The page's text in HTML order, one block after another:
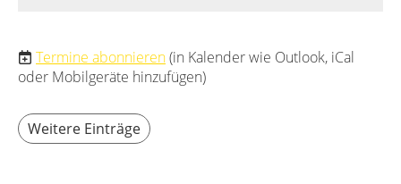
Termine abonnieren(in Kalender wie Outlook, iCal
oder Mobilgeräte hinzufügen)
Weitere Einträge